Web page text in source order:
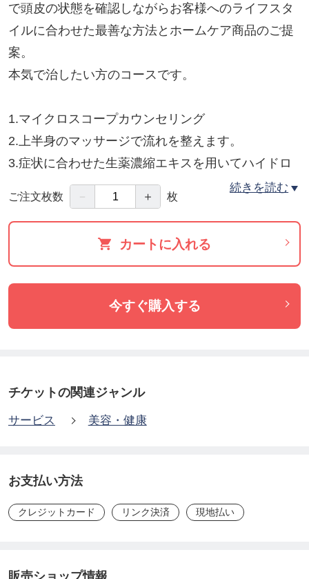
で頭皮の状態を確認しながらお客様へのライフスタ
イルに合わせた最善な方法とホームケア商品のご提
案。
本気で治したい方のコースです。
1.マイクロスコープカウンセリング
2.上半身のマッサージで流れを整えます。
3.症状に合わせた生薬濃縮エキスを用いてハイドロ
セラピーによる頭皮洗浄
4.スキャルプヘアパックで頭皮を保護
5.アフターカウンセリング＆ホームケアの提案
続きを読む
ご注文枚数 － ＋ 枚
カートに入れる
今すぐ購入する
チケットの関連ジャンル
サービス 美容・健康
お支払い方法
クレジットカード リンク決済 現地払い
販売ショップ情報